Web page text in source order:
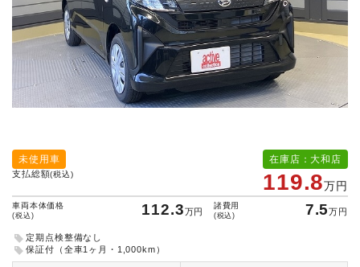
在庫店：大和店
未使用車
支払総額(税込) 119.8万円
車両本体価格
(税込) 112.3万円
諸費用
(税込) 7.5万円
定期点検整備なし
保証付（全車1ヶ月・1,000km）